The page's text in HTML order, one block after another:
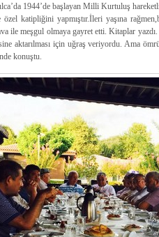
1944’de başlayan Milli Kurtuluş
katipliğini yapmıştır.İleri yaşına
ile meşgul olmaya gayret etti. Kitaplar
aktarılması için uğraş veriyordu. Ama
konuştu.